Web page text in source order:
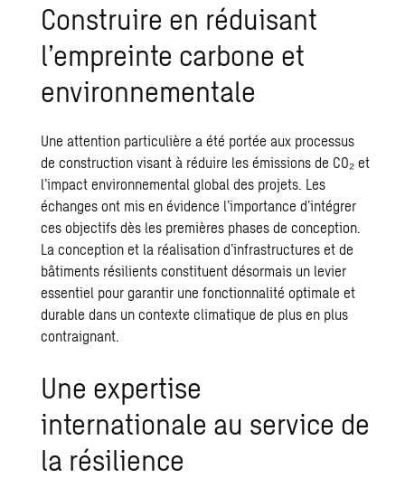
Construire en réduisant
l’empreinte carbone et
environnementale
Une attention particulière a été portée aux processus
de construction visant à réduire les émissions de CO₂ et
l’impact environnemental global des projets. Les
échanges ont mis en évidence l’importance d’intégrer
ces objectifs dès les premières phases de conception.
La conception et la réalisation d’infrastructures et de
bâtiments résilients constituent désormais un levier
essentiel pour garantir une fonctionnalité optimale et
durable dans un contexte climatique de plus en plus
contraignant.
Une expertise
internationale au service de
la résilience